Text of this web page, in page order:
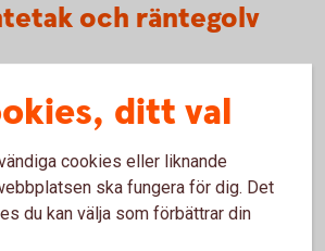
och räntegolv
belopp är 10 miljoner kronor.
med banken.
eller erhålls i procent på beloppet.
räntegolv kallas även Caps and
ditt val
cookies eller liknande
ska fungera för dig. Det
du kan välja som förbättrar din